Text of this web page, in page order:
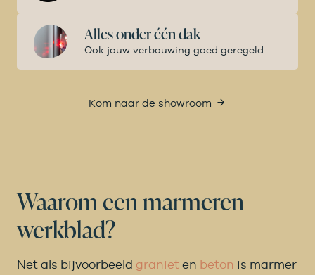
Alles onder één dak
Ook jouw verbouwing goed geregeld
Kom naar de showroom
Waarom een marmeren
werkblad?
Net als bijvoorbeeld graniet en beton is marmer